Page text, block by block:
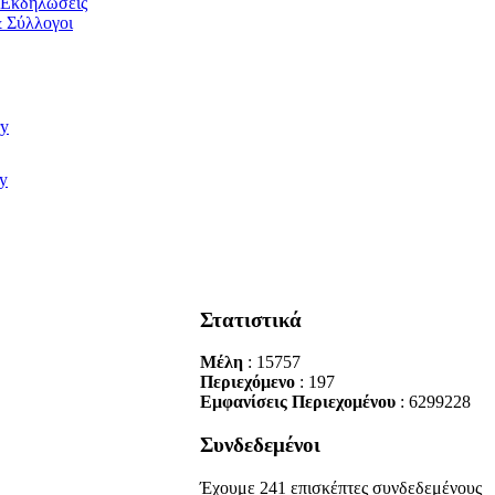
Σύλλογοι
Στατιστικά
Μέλη : 15757
Περιεχόμενο : 197
Εμφανίσεις Περιεχομένου : 6299228
Συνδεδεμένοι
Έχουμε 241 επισκέπτες συνδεδεμένους